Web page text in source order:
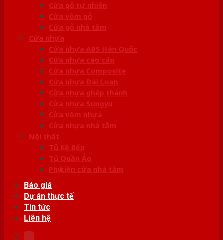
Cửa gỗ tự nhiên
Cửa vòm gỗ
Cửa gỗ nhà tắm
Cửa nhựa
Cửa nhựa ABS Hàn Quốc
Cửa nhựa cao cấp
Cửa nhựa Composite
Cửa nhựa Đài Loan
Cửa nhựa ghép thanh
Cửa nhựa Sungyu
Cửa vòm nhựa
Cửa nhựa nhà tắm
Nội thất
Tủ Kệ Bếp
Tủ Quần Áo
Phụ kiện cửa nhà tắm
Báo giá
Dự án thực tế
Tin tức
Liên hệ